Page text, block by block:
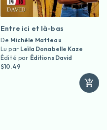
Entre ici et là-bas
De Michèle Matteau
Lu par Leïla Donabelle Kaze
Édité par Éditions David
$10.49